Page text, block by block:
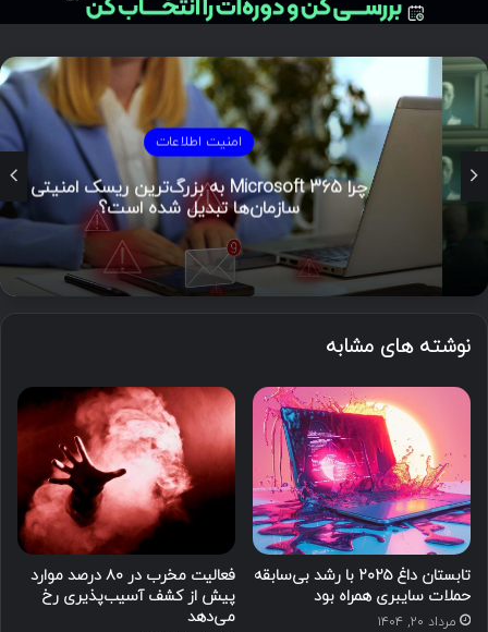
امنیت اطلاعات
چرا Microsoft 365 به بزرگ‌ترین ریسک امنیتی
سازمان‌ها تبدیل شده است؟
نوشته های مشابه
تابستان داغ ۲۰۲۵ با رشد بی‌سابقه
حملات سایبری همراه بود
مرداد ۲۰, ۱۴۰۴
فعالیت مخرب در ۸۰ درصد موارد
پیش از کشف آسیب‌پذیری‌ رخ
می‌دهد